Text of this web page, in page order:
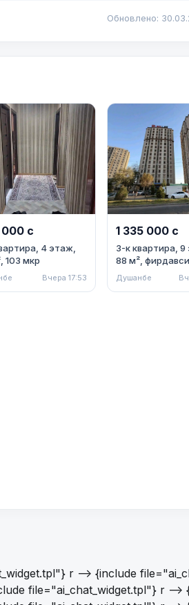
Обновлено:
с
4 этаж,
103 мкр
Вчера 17:53
1 335 000 с
3-к квартира, 9
88 м², фирдавси
Душанбе
r --> {include
file="ai_chat_widget.tpl"} r -->